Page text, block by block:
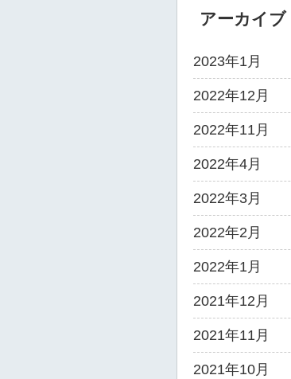
アーカイブ
2023年1月
2022年12月
2022年11月
2022年4月
2022年3月
2022年2月
2022年1月
2021年12月
2021年11月
2021年10月